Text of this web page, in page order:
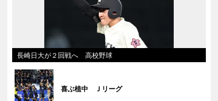
長崎日大が２回戦へ 高校野球
喜ぶ植中 Ｊリーグ